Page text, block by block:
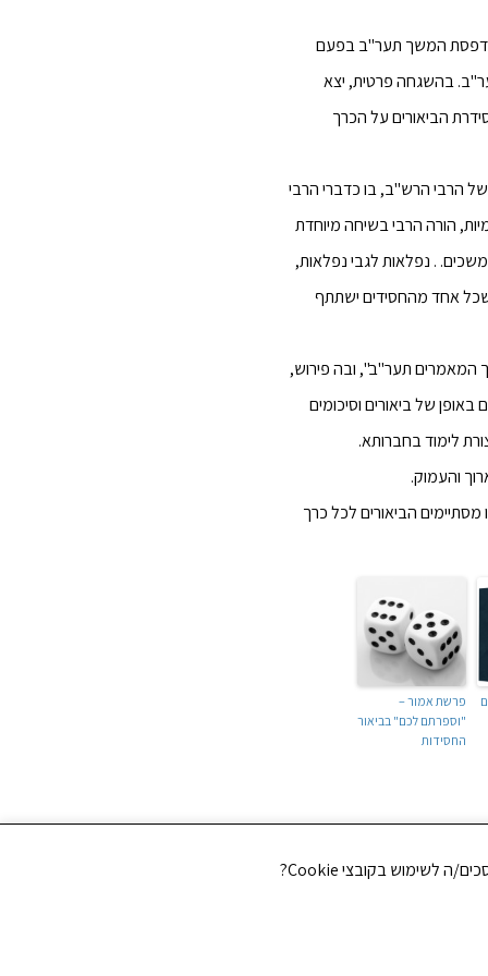
על הדפסת המשך תער"ב בפעם
בהשגחה פרטית, יצא
הביאורים על הכרך
הרבי הרש"ב, בו כדברי הרבי
הורה הרבי בשיחה מיוחדת
. נפלאות לגבי נפלאות,
אחד מהחסידים ישתתף
בהמשך המאמרים תער"ב", ובה פירוש,
של ביאורים וסיכומים
לימוד בחברותא.
והעמוק.
אשר בו מסתיימים הביאורים לכל כרך
פרשת אמור –
"וספרתם לכם" בביאור
החסידות
NEXT